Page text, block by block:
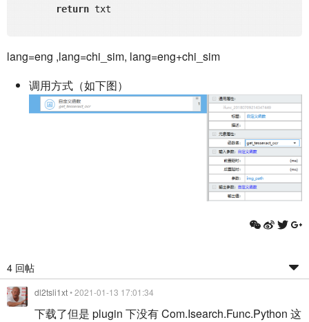
return txt
lang=eng ,lang=chi_sim, lang=eng+chi_sim
调用方式（如下图）
4 回帖
dl2tsli1xt• 2021-01-13 17:01:34
下载了但是 plugin 下没有 Com.Isearch.Func.Python 这